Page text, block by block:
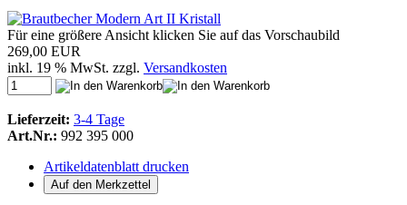
Für eine größere Ansicht klicken Sie auf das Vorschaubild
269,00 EUR
inkl. 19 % MwSt. zzgl. Versandkosten
Lieferzeit: 3-4 Tage
Art.Nr.: 992 395 000
Artikeldatenblatt drucken